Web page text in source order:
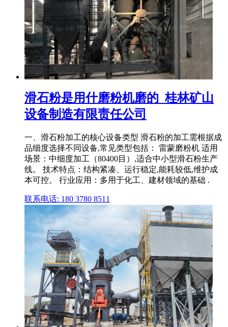
滑石粉是用什磨粉机磨的_桂林矿山
设备制造有限责任公司
一、滑石粉加工的核心设备类型 滑石粉的加工需根据成
品细度选择不同设备,常见类型包括： 雷蒙磨粉机 适用
场景：中细度加工（80400目）,适合中小型滑石粉生产
线。 技术特点：结构紧凑、运行稳定,能耗较低,维护成
本可控。 行业应用：多用于化工、建材领域的基础 .
联系电话: 180 3780 8511